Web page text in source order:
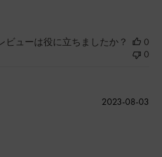
ビューは役に立ちましたか？
0
0
公
2023-08-03